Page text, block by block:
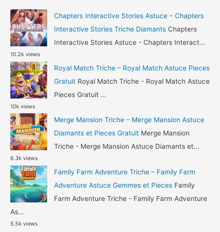
Gemmes
et
Perles
Gratuit
h
f
o
r
:
Chapters Interactive Stories Astuce – Chapters
Interactive Stories Triche Diamants Chapters
Interactive Stories Astuce - Chapters Interact...
10.2k views
Royal Match Triche – Royal Match Astuce Pieces
Gratuit Royal Match Triche - Royal Match Astuce
Pieces Gratuit ...
10k views
Merge Mansion Triche – Merge Mansion Astuce
Diamants et Pieces Gratuit Merge Mansion
Triche - Merge Mansion Astuce Diamants et...
6.3k views
Family Farm Adventure Triche – Family Farm
Adventure Astuce Gemmes et Pieces Family
Farm Adventure Triche - Family Farm Adventure
As...
5.5k views